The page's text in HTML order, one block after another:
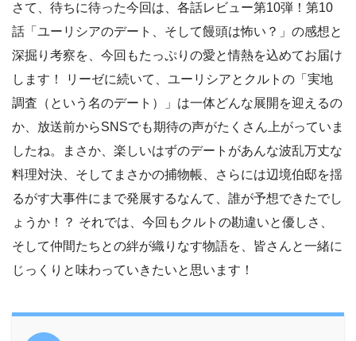
さて、待ちに待った今回は、各話レビュー第10弾！第10
話「ユーリシアのデート、そして饅頭は怖い？」の感想と
深掘り考察を、今回もたっぷりの愛と情熱を込めてお届け
します！ リーゼに続いて、ユーリシアとクルトの「実地
調査（という名のデート）」は一体どんな展開を迎えるの
か、放送前からSNSでも期待の声がたくさん上がっていま
したね。まさか、楽しいはずのデートがあんな波乱万丈な
料理対決、そしてまさかの捕物帳、さらには辺境伯邸を揺
るがす大事件にまで発展するなんて、誰が予想できたでし
ょうか！？ それでは、今回もクルトの勘違いと優しさ、
そして仲間たちとの絆が織りなす物語を、皆さんと一緒に
じっくりと味わっていきたいと思います！